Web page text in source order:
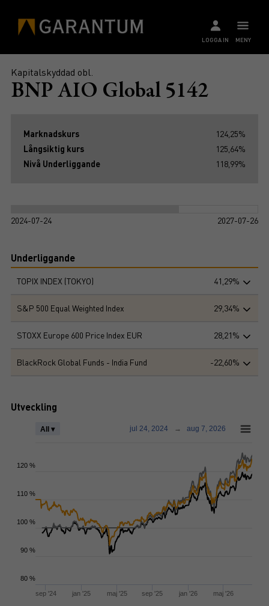
MENY
LOGGA IN
Kapitalskyddad obl.
BNP AIO Global 5142
Marknadskurs
124,25%
Långsiktig kurs
125,64%
Nivå Underliggande
118,99%
2024-07-24 2027-07-26
Underliggande
TOPIX INDEX (TOKYO) 41,29%
S&P 500 Equal Weighted Index 29,34%
STOXX Europe 600 Price Index EUR 28,21%
BlackRock Global Funds - India Fund -22,60%
Utveckling
sep '24 jan '25 maj '25 sep '25 jan '26 maj '26
All ▾ jul 24, 2024 → aug 7, 2026
80 %
90 %
100 %
110 %
120 %